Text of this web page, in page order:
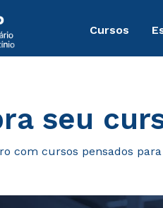
Cursos
seu
com cursos pensados